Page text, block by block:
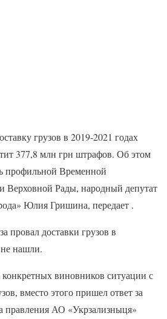
грузов в 2019-2021 годах
377,8 млн грн штрафов. Об этом
профильной Временной
Верховной Рады, народный депутат
Юлия Гришина, передает .
провал доставки грузов в
нашли.
виновников ситуации с
вместо этого пришел ответ за
АО «Укрзализныця»